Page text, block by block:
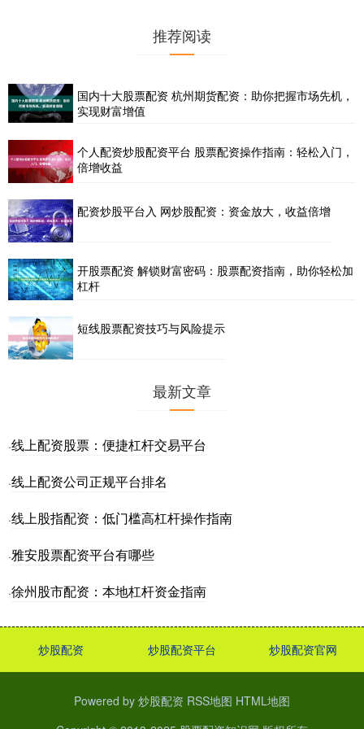
推荐阅读
国内十大股票配资 杭州期货配资：助你把握市场先机，
实现财富增值
个人配资炒股配资平台 股票配资操作指南：轻松入门，
倍增收益
配资炒股平台入 网炒股配资：资金放大，收益倍增
开股票配资 解锁财富密码：股票配资指南，助你轻松加
杠杆
短线股票配资技巧与风险提示
最新文章
·线上配资股票：便捷杠杆交易平台
·线上配资公司正规平台排名
·线上股指配资：低门槛高杠杆操作指南
·雅安股票配资平台有哪些
·徐州股市配资：本地杠杆资金指南
炒股配资 炒股配资平台 炒股配资官网
Powered by 炒股配资 RSS地图 HTML地图